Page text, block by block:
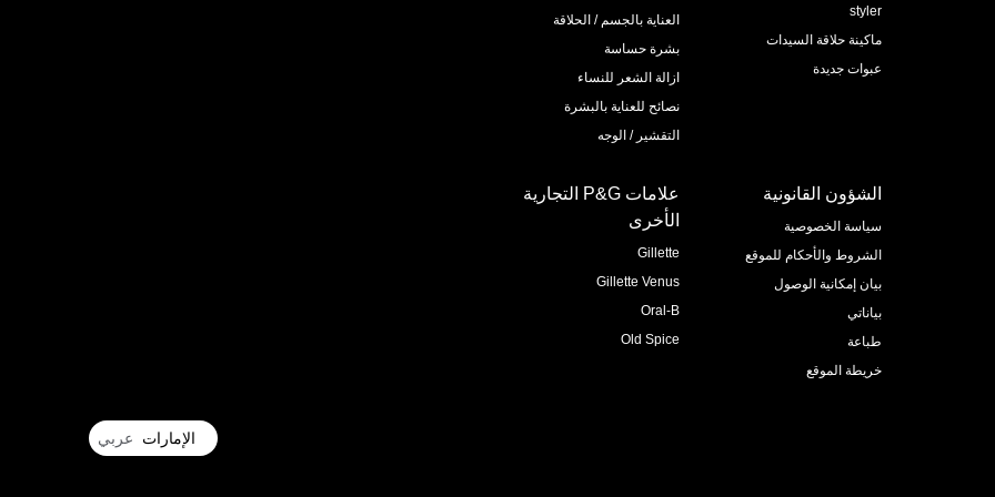
styler
ماكينة حلاقة السيدات
عبوات جديدة
العناية بالجسم / الحلاقة
بشرة حساسة
ازالة الشعر للنساء
نصائح للعناية بالبشرة
التقشير / الوجه
الشؤون القانونية
سياسة الخصوصية
الشروط والأحكام للموقع
بيان إمكانية الوصول
بياناتي
طباعة
خريطة الموقع
علامات P&G التجارية
الأخرى
Gillette
Gillette Venus
Oral-B
Old Spice
الإمارات عربي